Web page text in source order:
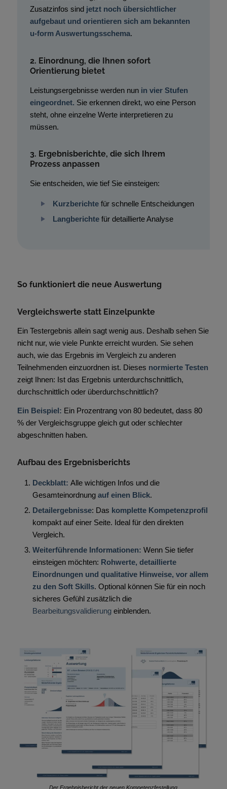
Zusatzinfos sind jetzt noch übersichtlicher
aufgebaut und orientieren sich am bekannten
u-form Auswertungsschema.
2. Einordnung, die Ihnen sofort
Orientierung bietet
Leistungsergebnisse werden nun in vier Stufen
eingeordnet. Sie erkennen direkt, wo eine Person
steht, ohne einzelne Werte interpretieren zu
müssen.
3. Ergebnisberichte, die sich Ihrem
Prozess anpassen
Sie entscheiden, wie tief Sie einsteigen:
Kurzberichtefür schnelle Entscheidungen
Langberichtefür detaillierte Analyse
So funktioniert die neue Auswertung
Vergleichswerte statt Einzelpunkte
Ein Testergebnis allein sagt wenig aus. Deshalb sehen Sie
nicht nur, wie viele Punkte erreicht wurden. Sie sehen
auch, wie das Ergebnis im Vergleich zu anderen
Teilnehmenden einzuordnen ist. Dieses normierte Testen
zeigt Ihnen: Ist das Ergebnis unterdurchschnittlich,
durchschnittlich oder überdurchschnittlich?
Ein Beispiel: Ein Prozentrang von 80 bedeutet, dass 80
% der Vergleichsgruppe gleich gut oder schlechter
abgeschnitten haben.
Aufbau des Ergebnisberichts
Deckblatt: Alle wichtigen Infos und die
Gesamteinordnung auf einen Blick.
Detailergebnisse: Das komplette Kompetenzprofil
kompakt auf einer Seite. Ideal für den direkten
Vergleich.
Weiterführende Informationen: Wenn Sie tiefer
einsteigen möchten: Rohwerte, detaillierte
Einordnungen und qualitative Hinweise, vor allem
zu den Soft Skills. Optional können Sie für ein noch
sicheres Gefühl zusätzlich die
Bearbeitungsvalidierungeinblenden.
Der Ergebnisbericht der neuen Kompetenzfestellung